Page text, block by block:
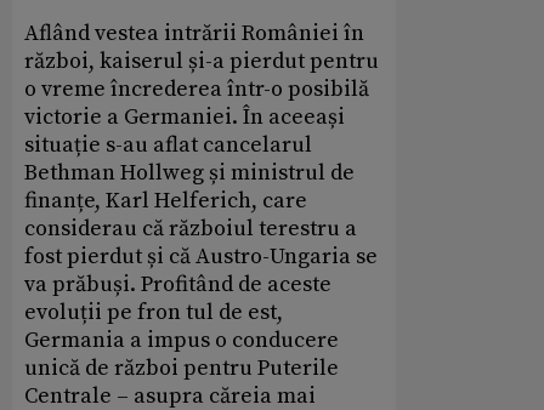
Aflând vestea intrării României în
război, kaiserul și-a pierdut pentru
o vreme încrederea într-o posibilă
victorie a Germaniei. În aceeași
situație s-au aflat cancelarul
Bethman Hollweg și ministrul de
finanțe, Karl Helferich, care
considerau că războiul terestru a
fost pierdut și că Austro-Ungaria se
va prăbuși. Profitând de aceste
evoluții pe fron tul de est,
Germania a impus o conducere
unică de război pentru Puterile
Centrale – asupra căreia mai